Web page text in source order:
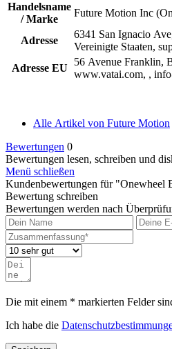
Handelsname
/ Marke
Future Motion Inc
Adresse
6341 San Ignacio
Vereinigte Staaten,
Adresse EU
56 Avenue Franklin,
www.vatai.com, ,
Alle Artikel von Future Motion
Bewertungen 0
Bewertungen lesen, schreiben und
Menü schließen
Kundenbewertungen für "Onewheel
Bewertung schreiben
Bewertungen werden nach
Die mit einem * markierten Felder
Ich habe die